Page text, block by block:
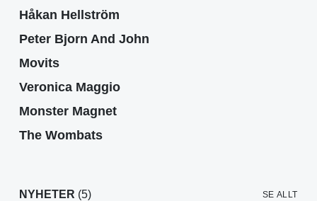
Håkan Hellström
Peter Bjorn And John
Movits
Veronica Maggio
Monster Magnet
The Wombats
NYHETER (5) SE ALLT